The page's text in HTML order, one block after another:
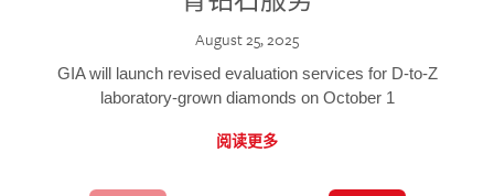
August 25, 2025
GIA will launch revised evaluation services for D-to-Z
laboratory-grown diamonds on October 1
阅读更多